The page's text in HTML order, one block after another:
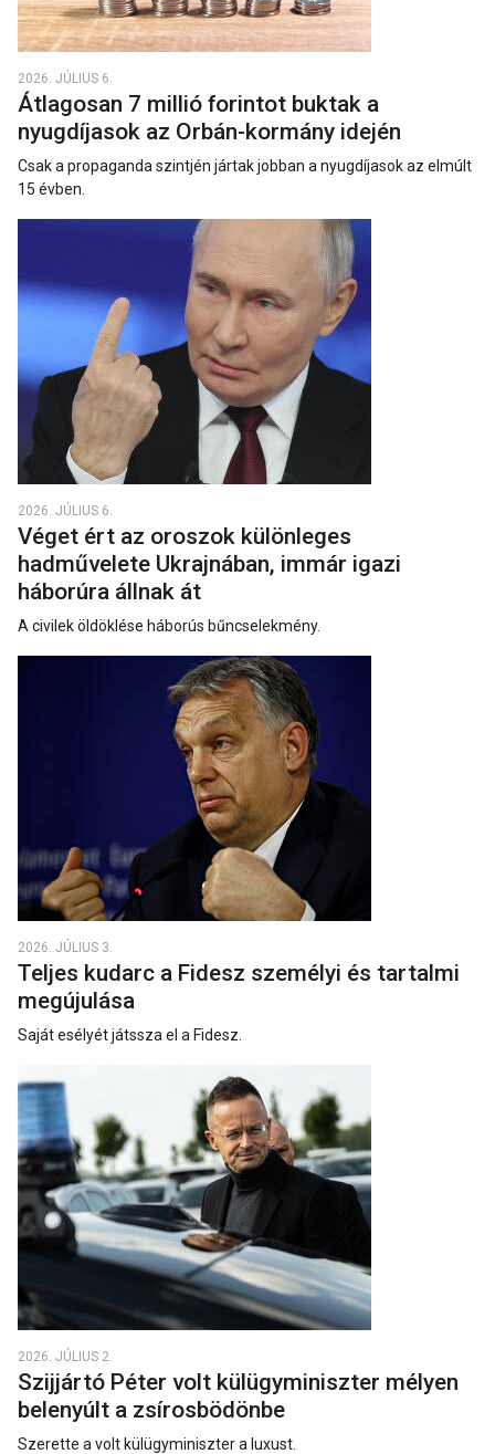
2026. JÚLIUS 6.
Átlagosan 7 millió forintot buktak a
nyugdíjasok az Orbán-kormány idején
Csak a propaganda szintjén jártak jobban a nyugdíjasok az elmúlt
15 évben.
2026. JÚLIUS 6.
Véget ért az oroszok különleges
hadművelete Ukrajnában, immár igazi
háborúra állnak át
A civilek öldöklése háborús bűncselekmény.
2026. JÚLIUS 3.
Teljes kudarc a Fidesz személyi és tartalmi
megújulása
Saját esélyét játssza el a Fidesz.
2026. JÚLIUS 2.
Szijjártó Péter volt külügyminiszter mélyen
belenyúlt a zsírosbödönbe
Szerette a volt külügyminiszter a luxust.